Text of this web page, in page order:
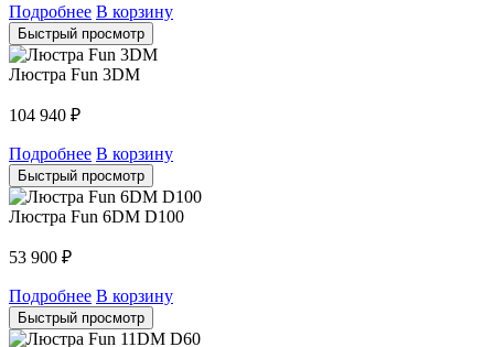
Подробнее В корзину
Быстрый просмотр
Люстра Fun 3DM
104 940 ₽
Подробнее В корзину
Быстрый просмотр
Люстра Fun 6DM D100
53 900 ₽
Подробнее В корзину
Быстрый просмотр